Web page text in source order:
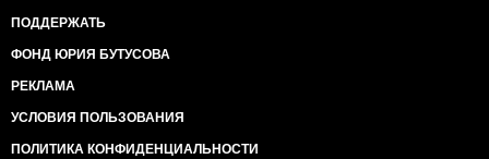
ПОДДЕРЖАТЬ
ФОНД ЮРИЯ БУТУСОВА
РЕКЛАМА
УСЛОВИЯ ПОЛЬЗОВАНИЯ
ПОЛИТИКА КОНФИДЕНЦИАЛЬНОСТИ